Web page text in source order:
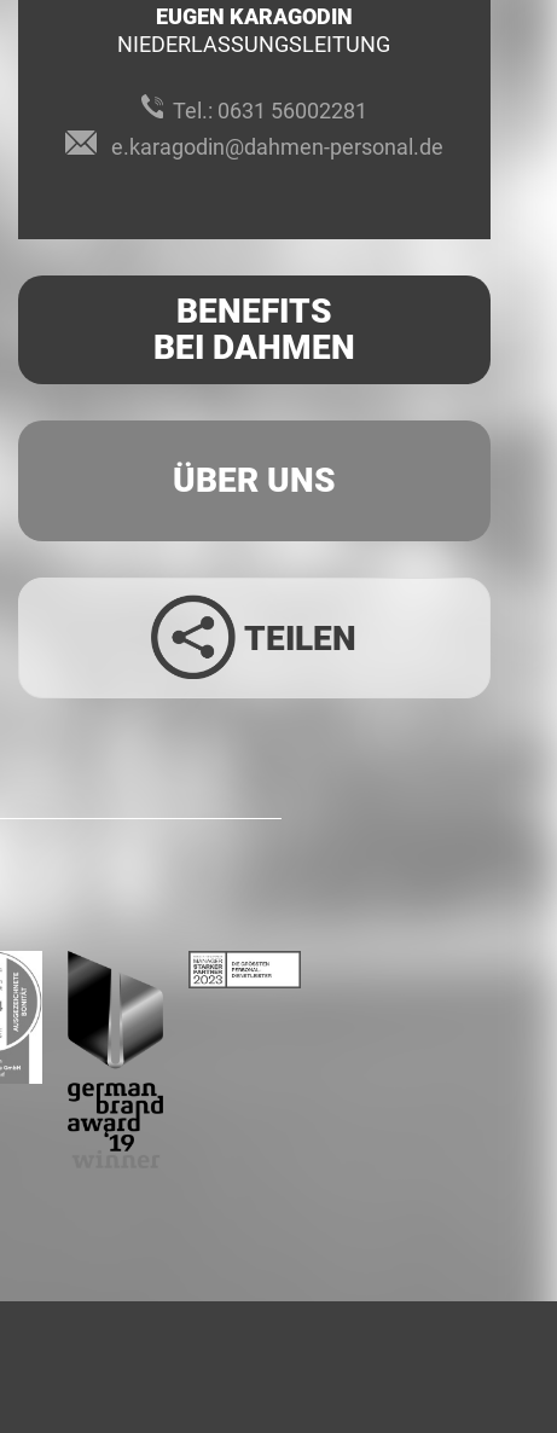
EUGEN KARAGODIN
NIEDERLASSUNGSLEITUNG
Tel.: 0631 56002281
e.karagodin@dahmen-personal.de
BENEFITS
BEI DAHMEN
ÜBER UNS
TEILEN